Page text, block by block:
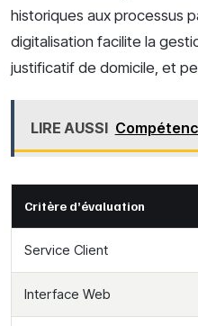
historiques aux processus
digitalisation facilite la
justificatif de domicile, et
LIRE AUSSI
Critère d’évaluation
Service Client
Interface Web